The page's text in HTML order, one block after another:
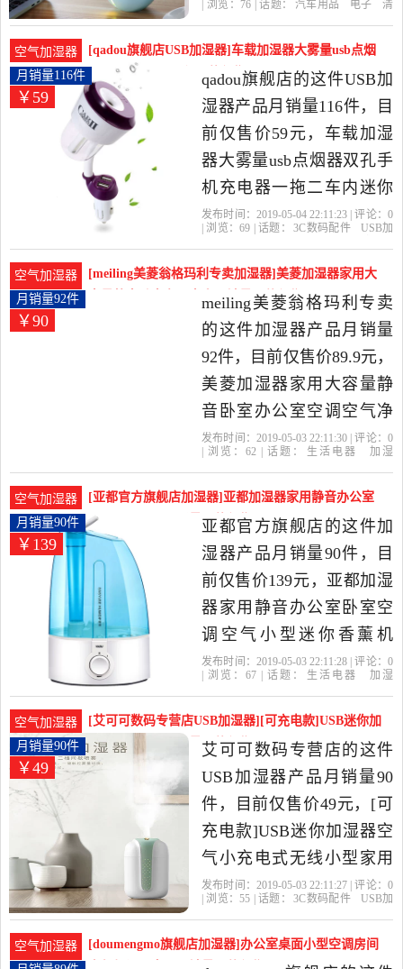
电子,清洗,改装当中性价比
很高的车用氧吧,空气净化
器，由广东 深圳发货。
| 浏览： 76 | 话题： 汽车用品 电子
清
空气加湿器
[qadou旗舰店USB加湿器]车载加湿器大雾量usb点烟
器双孔手机月销量116件仅售59元
￥59
月销量116件
qadou旗舰店的这件USB加
湿器产品月销量116件，目
前仅售价59元，车载加湿
器大雾量usb点烟器双孔手
机充电器一拖二车内迷你
精油空气车用补水喷雾香
旗舰店精选3C数码配件当
中性价比很高的USB加湿
器，由上海发货。
发布时间：2019-05-04 22:11:23 | 评论： 0
| 浏览：69 | 话题： 3C数码配件
USB加
空气加湿器
[meiling美菱翁格玛利专卖加湿器]美菱加湿器家用大
容量静音卧室办公室空月销量92件仅售89.9元
￥90
月销量92件
meiling美菱翁格玛利专卖
的这件加湿器产品月销量
92件，目前仅售价89.9元，
美菱加湿器家用大容量静
音卧室办公室空调空气净
化迷你香薰机是2019年
精选生活电器当中性价比
很高的加湿器，由安徽 合
肥发货。
发布时间：2019-05-03 22:11:30 | 评论： 0
| 浏览： 62 | 话题： 生活电器
加湿
空气加湿器
[亚都官方旗舰店加湿器]亚都加湿器家用静音办公室
卧室空调空气月销量90件仅售139元
￥139
月销量90件
亚都官方旗舰店的这件加
湿器产品月销量90件，目
前仅售价139元，亚都加湿
器家用静音办公室卧室空
调空气小型迷你香薰机
L036是2019年亚都官方旗
价比很高的加湿器，由江
苏 无锡发货。
发布时间：2019-05-03 22:11:28 | 评论： 0
| 浏览： 67 | 话题： 生活电器
加湿
空气加湿器
[艾可可数码专营店USB加湿器][可充电款]USB迷你加
湿器空气小充月销量90件仅售49元
￥49
月销量90件
艾可可数码专营店的这件
USB加湿器产品月销量90
件，目前仅售价49元，[可
充电款]USB迷你加湿器空
气小充电式无线小型家用
静音卧室便携式带电池女
寝室床头是2019年艾可可
发布时间：2019-05-03 22:11:27 | 评论： 0
| 浏览：55 | 话题： 3C数码配件
USB加
空气加湿器
[doumengmo旗舰店加湿器]办公室桌面小型空调房间